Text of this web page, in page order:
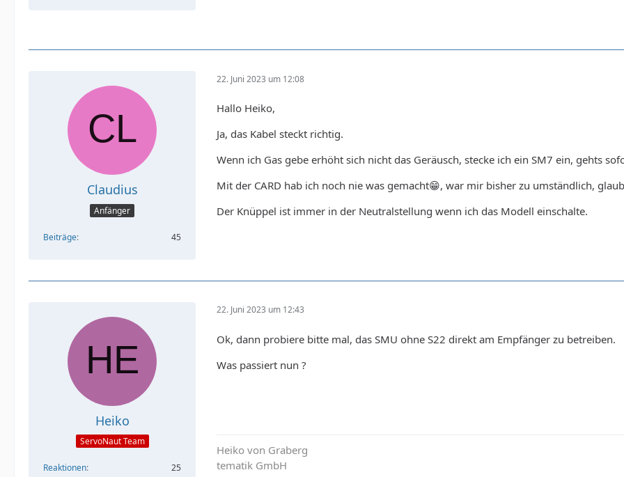
Claudius
Anfänger
Beiträge 45
22. Juni 2023 um 12:08
Hallo Heiko,
Ja, das Kabel steckt richtig.
Wenn ich Gas gebe erhöht sich nicht das Geräusch, stecke ich ein SM7 ein, gehts
Mit der CARD hab ich noch nie was gemacht😁, war mir bisher zu umständlich,
Der Knüppel ist immer in der Neutralstellung wenn ich das Modell einschalte.
Heiko
ServoNaut Team
Reaktionen
25
22. Juni 2023 um 12:43
Ok, dann probiere bitte mal, das SMU ohne S22 direkt am Empfänger zu betreiben.
Was passiert nun ?
Heiko von Graberg
tematik GmbH